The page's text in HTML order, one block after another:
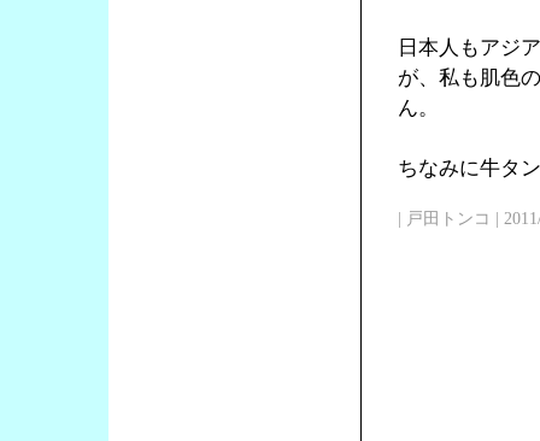
日本人もアジ
が、私も肌色
ん。
ちなみに牛タ
| 戸田トンコ |